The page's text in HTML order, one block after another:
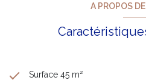
A PROPOS
Surface 45 m²